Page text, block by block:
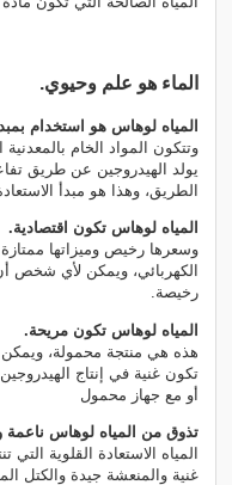
الماء هو علم وحيوي.
المياه لوهاس هو استخدام
وتتكون المواد الخام
يولد الهيدروجين عن طريق
الطريق، وهذا هو مبدأ
المياه لوهاس تكون اقتصادية.
وسعرها رخيص وميزاتها ممتازة
الكهربائي، ويمكن لأي شخص
رخيصة.
المياه لوهاس تكون مريحة.
هذه هي منتجة محمولة، ويمكن
تكون غنية في إنتاج
أو مع جهاز محمول
تذوق من المياه لوهاس ناعمة
المياه الاستعادة القلوية
غنية والمنعشة جيدة والكتل